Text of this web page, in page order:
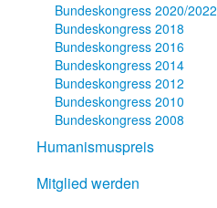
Bundeskongress 2020/2022
Bundeskongress 2018
Bundeskongress 2016
Bundeskongress 2014
Bundeskongress 2012
Bundeskongress 2010
Bundeskongress 2008
Humanismuspreis
Mitglied werden